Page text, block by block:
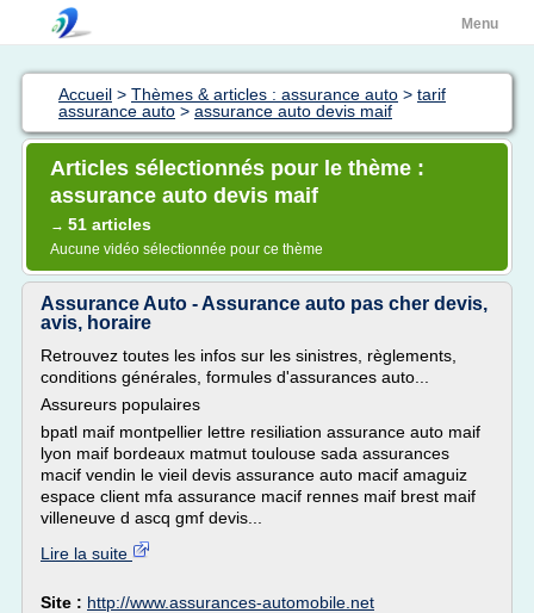
Menu
Accueil > Thèmes & articles : assurance auto > tarif
assurance auto > assurance auto devis maif
Articles sélectionnés pour le thème :
assurance auto devis maif
→ 51 articles
Aucune vidéo sélectionnée pour ce thème
Assurance Auto - Assurance auto pas cher devis,
avis, horaire
Retrouvez toutes les infos sur les sinistres, règlements,
conditions générales, formules d'assurances auto...
Assureurs populaires
bpatl maif montpellier lettre resiliation assurance auto maif
lyon maif bordeaux matmut toulouse sada assurances
macif vendin le vieil devis assurance auto macif amaguiz
espace client mfa assurance macif rennes maif brest maif
villeneuve d ascq gmf devis...
Lire la suite
Site : http://www.assurances-automobile.net